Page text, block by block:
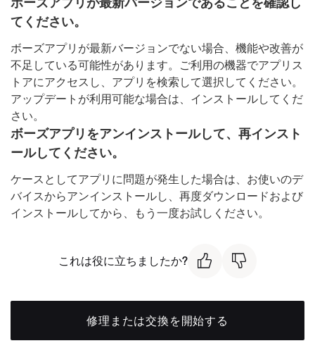
てください。
ボーズアプリが最新バージョンでない場合、機能や改善が
不足している可能性があります。ご利用の機器でアプリス
トアにアクセスし、アプリを検索して選択してください。
アップデートが利用可能な場合は、インストールしてくだ
さい。
ボーズアプリをアンインストールして、再インスト
ールしてください。
ケースとしてアプリに問題が発生した場合は、お使いのデ
バイスからアンインストールし、再度ダウンロードおよび
インストールしてから、もう一度お試しください。
これは役に立ちましたか?
修理または交換を開始する